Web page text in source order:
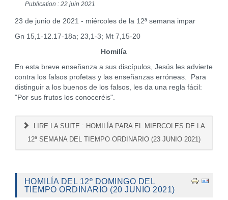
Publication : 22 juin 2021
23 de junio de 2021 - miércoles de la 12ª semana impar
Gn 15,1-12.17-18a; 23,1-3; Mt 7,15-20
Homilía
En esta breve enseñanza a sus discípulos, Jesús les advierte
contra los falsos profetas y las enseñanzas erróneas. Para
distinguir a los buenos de los falsos, les da una regla fácil:
"Por sus frutos los conoceréis".
LIRE LA SUITE : HOMILÍA PARA EL MIERCOLES DE LA
12ª SEMANA DEL TIEMPO ORDINARIO (23 JUNIO 2021)
HOMILÍA DEL 12º DOMINGO DEL
TIEMPO ORDINARIO (20 JUNIO 2021)